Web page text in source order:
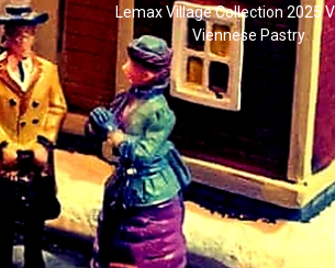
Lemax Village Collection 2025
Viennese Pastry